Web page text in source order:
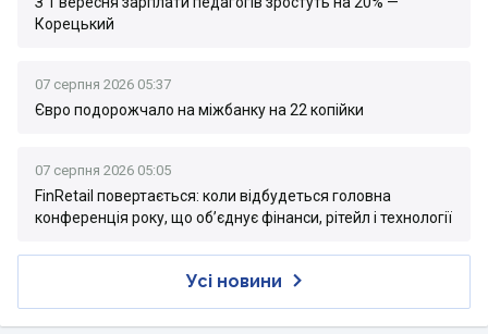
Корецький
07 серпня 2026 05:37
Євро подорожчало на міжбанку на 22 копійки
07 серпня 2026 05:05
FinRetail повертається: коли відбудеться головна
конференція року, що об’єднує фінанси, рітейл і технології
Усі новини